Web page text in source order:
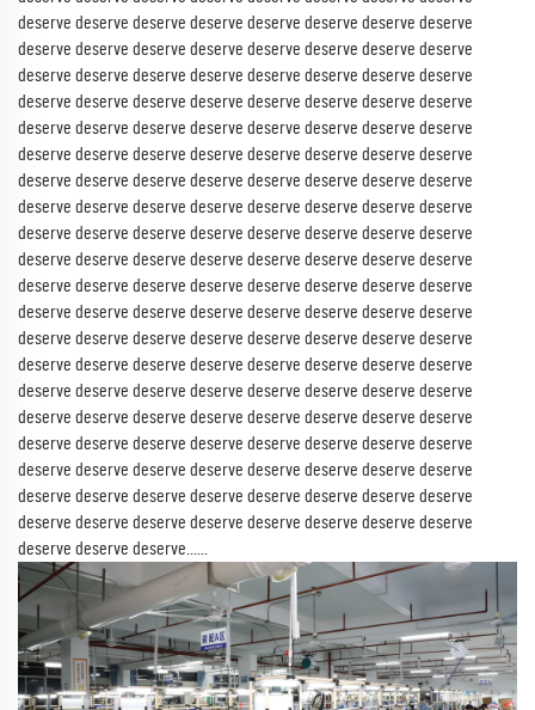
deserve deserve deserve deserve deserve deserve deserve deserve
deserve deserve deserve deserve deserve deserve deserve deserve
deserve deserve deserve deserve deserve deserve deserve deserve
deserve deserve deserve deserve deserve deserve deserve deserve
deserve deserve deserve deserve deserve deserve deserve deserve
deserve deserve deserve deserve deserve deserve deserve deserve
deserve deserve deserve deserve deserve deserve deserve deserve
deserve deserve deserve deserve deserve deserve deserve deserve
deserve deserve deserve deserve deserve deserve deserve deserve
deserve deserve deserve deserve deserve deserve deserve deserve
deserve deserve deserve deserve deserve deserve deserve deserve
deserve deserve deserve deserve deserve deserve deserve deserve
deserve deserve deserve deserve deserve deserve deserve deserve
deserve deserve deserve deserve deserve deserve deserve deserve
deserve deserve deserve deserve deserve deserve deserve deserve
deserve deserve deserve deserve deserve deserve deserve deserve
deserve deserve deserve deserve deserve deserve deserve deserve
deserve deserve deserve deserve deserve deserve deserve deserve
deserve deserve deserve deserve deserve deserve deserve deserve
deserve deserve deserve deserve deserve deserve deserve deserve
deserve deserve deserve......